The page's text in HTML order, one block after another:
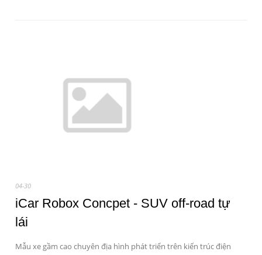
04-30
iCar Robox Concpet - SUV off-road tự
lái
Mẫu xe gầm cao chuyên địa hình phát triển trên kiến trúc điện